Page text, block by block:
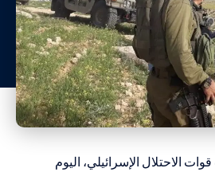
الاحتلال الإسرائيلي، اليوم